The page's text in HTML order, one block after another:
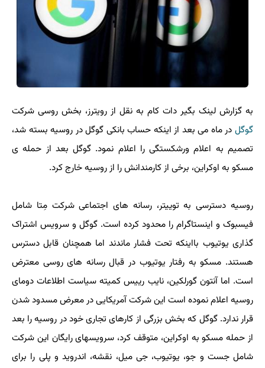
به گزارش لینک بگیر دات کام به نقل از رویترز، بخش روسی شرکت
گوگل در ماه می بعد از اینکه حساب بانکی گوگل در روسیه بسته شد،
تصمیم به اعلام ورشکستگی را اعلام نمود. گوگل بعد از حمله ی
مسکو به اوکراین، برخی از کارمندانش را از روسیه خارج کرد.
روسیه دسترسی به توییتر، رسانه های اجتماعی شرکت مِتا شامل
فیسبوک و اینستاگرام را محدود کرده است. گوگل و سرویس اشتراک
گذاری یوتیوب بااینکه تحت فشار ماندند اما همچنان قابل دسترس
هستند. مسکو به رفتار یوتیوب در قبال رسانه های روسی معترض
است. اما آنتون گورلکین، نایب رییس کمیته سیاست اطلاعات دومای
روسیه اعلام نموده است این شرکت آمریکایی در معرض مسدود شدن
قرار ندارد. گوگل که بخش بزرگی از کارهای تجاری خود در روسیه را بعد
از حمله مسکو به اوکراین، متوقف کرد، سرویسهای رایگان این شرکت
شامل جست و جو، یوتیوب، جی میل، نقشه، اندروید و پلی را برای